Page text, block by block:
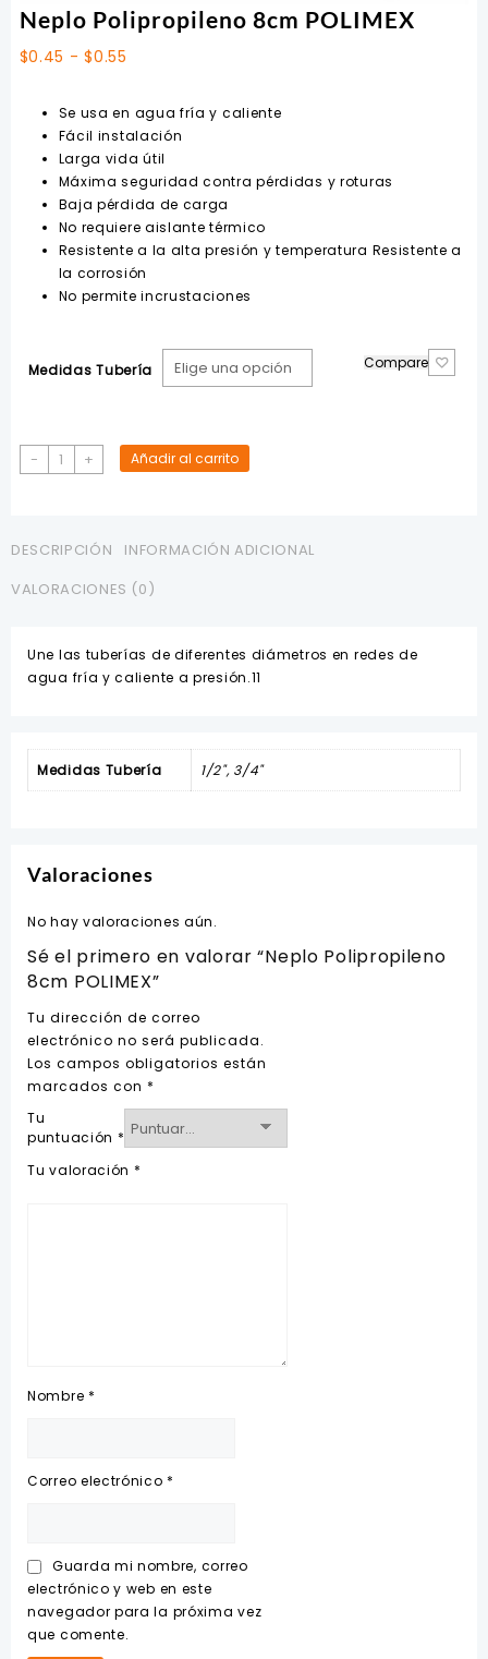
Neplo Polipropileno 8cm POLIMEX
$0.45 - $0.55
desde
$0.45
hasta
$0.55
Se usa en agua fría y caliente
Fácil instalación
Larga vida útil
Máxima seguridad contra pérdidas y roturas
Baja pérdida de carga
No requiere aislante térmico
Resistente a la alta presión y temperatura Resistente a
la corrosión
No permite incrustaciones
Medidas Tubería
-
Neplo
Polipropileno
cantidad
+ Añadir al carrito
Compare
DESCRIPCIÓN
INFORMACIÓN ADICIONAL
VALORACIONES (0)
Une las tuberías de diferentes diámetros en redes de
agua fría y caliente a presión.11
Medidas Tubería 1/2", 3/4"
Valoraciones
No hay valoraciones aún.
Sé el primero en valorar “Neplo Polipropileno
8cm POLIMEX”
Tu dirección de correo
electrónico no será publicada.
Los campos obligatorios están
marcados con *
Tu
puntuación *
Tu valoración *
Nombre *
Correo electrónico *
Guarda mi nombre, correo
electrónico y web en este
navegador para la próxima vez
que comente.